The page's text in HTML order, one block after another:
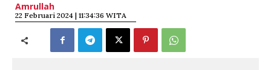
Amrullah
​22 Februari 2024 | 11:34:36 WITA